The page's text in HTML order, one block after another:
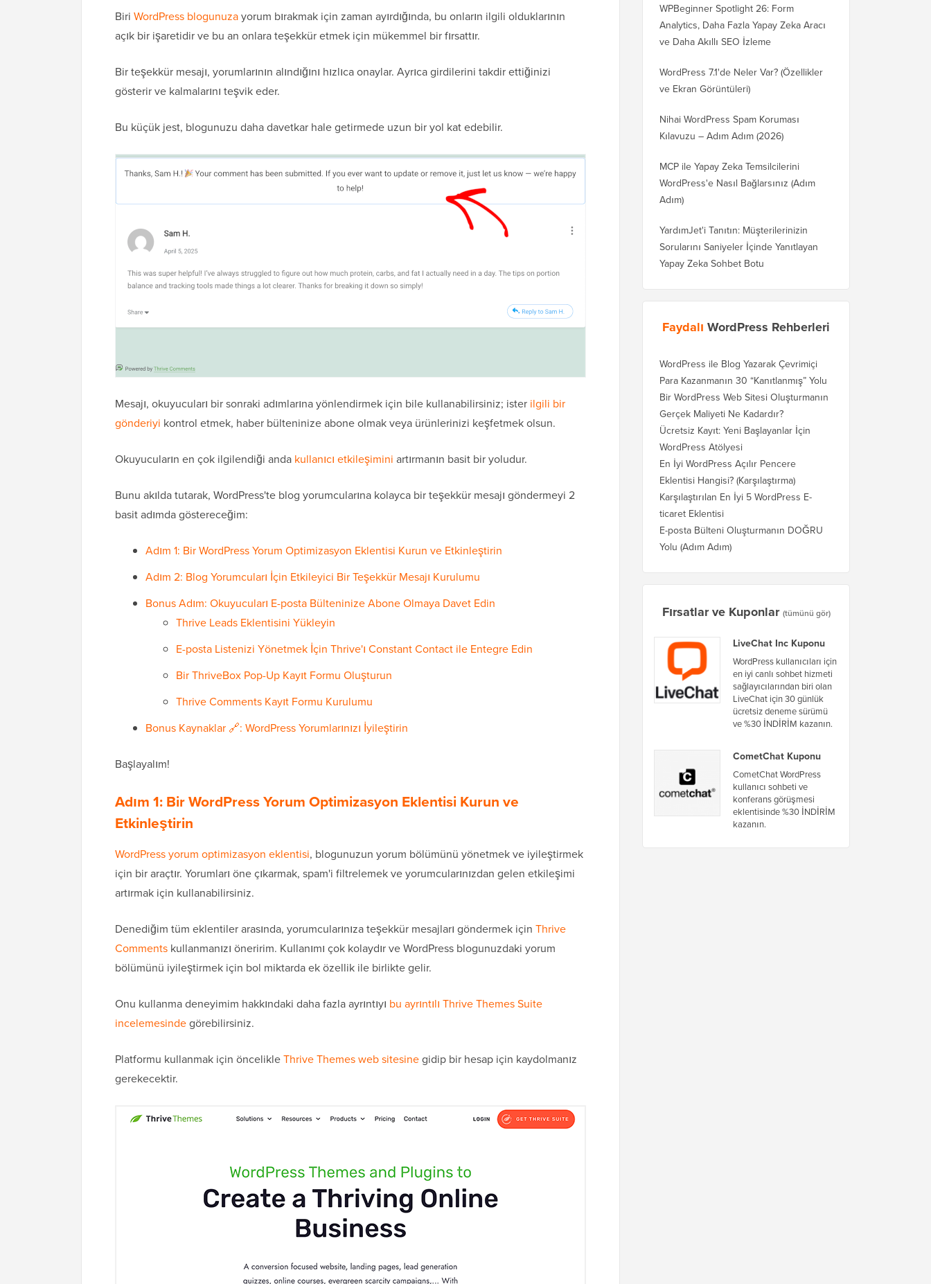
Biri WordPress blogunuzayorum bırakmak için zaman ayırdığında, bu onların ilgili olduklarının
açık bir işaretidir ve bu an onlara teşekkür etmek için mükemmel bir fırsattır.
Bir teşekkür mesajı, yorumlarının alındığını hızlıca onaylar. Ayrıca girdilerini takdir ettiğinizi
gösterir ve kalmalarını teşvik eder.
Bu küçük jest, blogunuzu daha davetkar hale getirmede uzun bir yol kat edebilir.
Mesajı, okuyucuları bir sonraki adımlarına yönlendirmek için bile kullanabilirsiniz; ister ilgili bir
gönderiyi kontrol etmek, haber bülteninize abone olmak veya ürünlerinizi keşfetmek olsun.
Okuyucuların en çok ilgilendiği anda kullanıcı etkileşimini artırmanın basit bir yoludur.
Bunu akılda tutarak, WordPress'te blog yorumcularına kolayca bir teşekkür mesajı göndermeyi 2
basit adımda göstereceğim:
Adım 1: Bir WordPress Yorum Optimizasyon Eklentisi Kurun ve Etkinleştirin
Adım 2: Blog Yorumcuları İçin Etkileyici Bir Teşekkür Mesajı Kurulumu
Bonus Adım: Okuyucuları E-posta Bülteninize Abone Olmaya Davet Edin
Thrive Leads Eklentisini Yükleyin
E-posta Listenizi Yönetmek İçin Thrive'ı Constant Contact ile Entegre Edin
Bir ThriveBox Pop-Up Kayıt Formu Oluşturun
Thrive Comments Kayıt Formu Kurulumu
Bonus Kaynaklar 🔗: WordPress Yorumlarınızı İyileştirin
Başlayalım!
Adım 1: Bir WordPress Yorum Optimizasyon Eklentisi Kurun ve
Etkinleştirin
WordPress yorum optimizasyon eklentisi, blogunuzun yorum bölümünü yönetmek ve iyileştirmek
için bir araçtır. Yorumları öne çıkarmak, spam'i filtrelemek ve yorumcularınızdan gelen etkileşimi
artırmak için kullanabilirsiniz.
Denediğim tüm eklentiler arasında, yorumcularınıza teşekkür mesajları göndermek için Thrive
Comments kullanmanızı öneririm. Kullanımı çok kolaydır ve WordPress blogunuzdaki yorum
bölümünü iyileştirmek için bol miktarda ek özellik ile birlikte gelir.
Onu kullanma deneyimim hakkındaki daha fazla ayrıntıyı bu ayrıntılı Thrive Themes Suite
incelemesindegörebilirsiniz.
Platformu kullanmak için öncelikleThrive Themes web sitesinegidip bir hesap için kaydolmanız
gerekecektir.
WPBeginner Spotlight 26: Form
Analytics, Daha Fazla Yapay Zeka Aracı
ve Daha Akıllı SEO İzleme
WordPress 7.1'de Neler Var? (Özellikler
ve Ekran Görüntüleri)
Nihai WordPress Spam Koruması
Kılavuzu – Adım Adım (2026)
MCP ile Yapay Zeka Temsilcilerini
WordPress'e Nasıl Bağlarsınız (Adım
Adım)
YardımJet'i Tanıtın: Müşterilerinizin
Sorularını Saniyeler İçinde Yanıtlayan
Yapay Zeka Sohbet Botu
Faydalı WordPress Rehberleri
WordPress ile Blog Yazarak Çevrimiçi
Para Kazanmanın 30 “Kanıtlanmış” Yolu
Bir WordPress Web Sitesi Oluşturmanın
Gerçek Maliyeti Ne Kadardır?
Ücretsiz Kayıt: Yeni Başlayanlar İçin
WordPress Atölyesi
En İyi WordPress Açılır Pencere
Eklentisi Hangisi? (Karşılaştırma)
Karşılaştırılan En İyi 5 WordPress E-
ticaret Eklentisi
E-posta Bülteni Oluşturmanın DOĞRU
Yolu (Adım Adım)
Fırsatlar ve Kuponlar (tümünü gör)
LiveChat Inc Kuponu
WordPress kullanıcıları için
en iyi canlı sohbet hizmeti
sağlayıcılarından biri olan
LiveChat için 30 günlük
ücretsiz deneme sürümü
ve %30 İNDİRİM kazanın.
CometChat Kuponu
CometChat WordPress
kullanıcı sohbeti ve
konferans görüşmesi
eklentisinde %30 İNDİRİM
kazanın.